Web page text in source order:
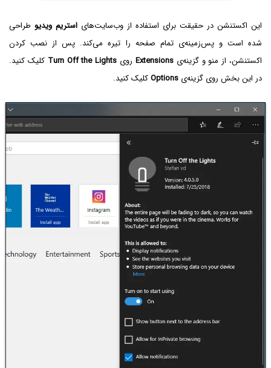
این اکستنشن در حقیقت برای استفاده از وب‌سایت‌های استریم ویدیو طراحی
شده است و پس‌زمینه‌ی تمام صفحه را تیره می‌کند. پس از نصب کردن
اکستنشن، از منو و گزینه‌یExtensions روی Turn Off the Lights‌ کلیک کنید.
در این بخش روی گزینه‌ی Optionsکلیک کنید.